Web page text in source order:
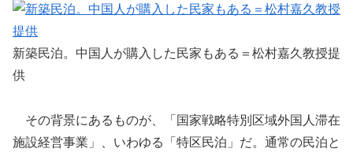
新築民泊。中国人が購入した民家もある＝松村嘉久教授提
供
その背景にあるものが、「国家戦略特別区域外国人滞在
施設経営事業」、いわゆる「特区民泊」だ。通常の民泊と